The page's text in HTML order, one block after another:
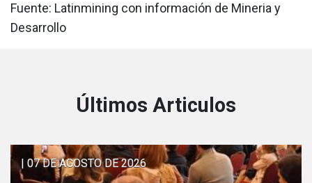
Fuente: Latinmining con información de Mineria y
Desarrollo
Últimos Articulos
| 07 DE AGOSTO DE 2026